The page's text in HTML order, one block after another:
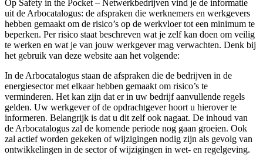
Op Safety in the Pocket – Netwerkbedrijven vind je de informatie
uit de Arbocatalogus: de afspraken die werknemers en werkgevers
hebben gemaakt om de risico’s op de werkvloer tot een minimum te
beperken. Per risico staat beschreven wat je zelf kan doen om veilig
te werken en wat je van jouw werkgever mag verwachten. Denk bij
het gebruik van deze website aan het volgende:
In de Arbocatalogus staan de afspraken die de bedrijven in de
energiesector met elkaar hebben gemaakt om risico’s te
verminderen. Het kan zijn dat er in uw bedrijf aanvullende regels
gelden. Uw werkgever of de opdrachtgever hoort u hierover te
informeren. Belangrijk is dat u dit zelf ook nagaat. De inhoud van
de Arbocatalogus zal de komende periode nog gaan groeien. Ook
zal actief worden gekeken of wijzigingen nodig zijn als gevolg van
ontwikkelingen in de sector of wijzigingen in wet- en regelgeving.